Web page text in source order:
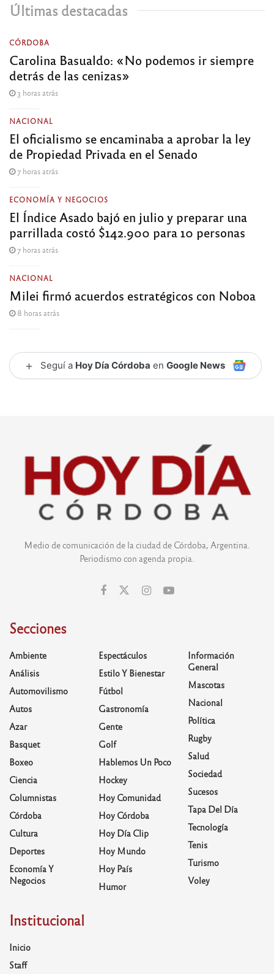
Últimas destacadas
CÓRDOBA
Carolina Basualdo: «No podemos ir siempre
detrás de las cenizas»
3 horas atrás
NACIONAL
El oficialismo se encaminaba a aprobar la ley
de Propiedad Privada en el Senado
7 horas atrás
ECONOMÍA Y NEGOCIOS
El Índice Asado bajó en julio y preparar una
parrillada costó $142.900 para 10 personas
7 horas atrás
NACIONAL
Milei firmó acuerdos estratégicos con Noboa
8 horas atrás
+ Seguí a Hoy Día Córdoba en Google News
Medio de comunicación de la ciudad de Córdoba, Argentina.
Periodismo con agenda propia.
Secciones
Ambiente
Análisis
Automovilismo
Autos
Azar
Basquet
Boxeo
Ciencia
Columnistas
Córdoba
Cultura
Deportes
Economía Y
Negocios
Espectáculos
Estilo Y Bienestar
Fútbol
Gastronomía
Gente
Golf
Hablemos Un Poco
Hockey
Hoy Comunidad
Hoy Córdoba
Hoy Día Clip
Hoy Mundo
Hoy País
Humor
Información
General
Mascotas
Nacional
Política
Rugby
Salud
Sociedad
Sucesos
Tapa Del Día
Tecnología
Tenis
Turismo
Voley
Institucional
Inicio
Staff